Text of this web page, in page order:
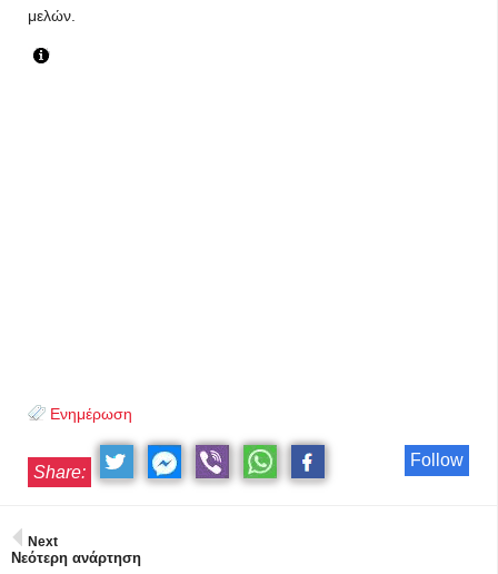
μελών.
Ενημέρωση
Follow
Share:
Next
Νεότερη ανάρτηση